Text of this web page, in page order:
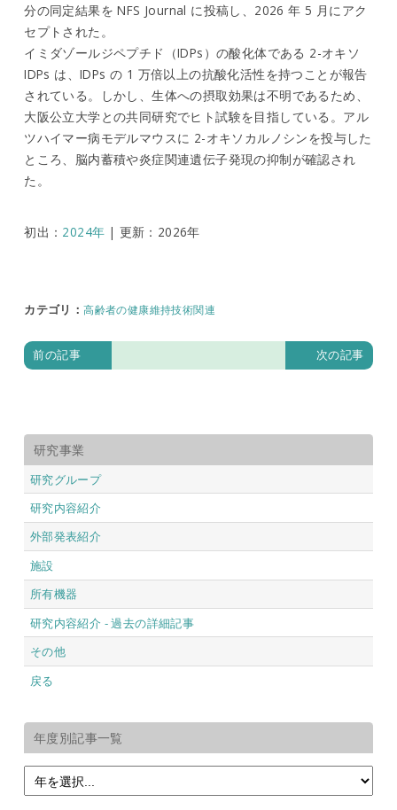
分の同定結果を NFS Journal に投稿し、2026 年 5 月にアク
セプトされた。
イミダゾールジペプチド（IDPs）の酸化体である 2-オキソ
IDPs は、IDPs の 1 万倍以上の抗酸化活性を持つことが報告
されている。しかし、生体への摂取効果は不明であるため、
大阪公立大学との共同研究でヒト試験を目指している。アル
ツハイマー病モデルマウスに 2-オキソカルノシンを投与した
ところ、脳内蓄積や炎症関連遺伝子発現の抑制が確認され
た。
初出： 2024年 | 更新：2026年
カテゴリ ：高齢者の健康維持技術関連
前の記事 次の記事
研究事業
研究グループ
研究内容紹介
外部発表紹介
施設
所有機器
研究内容紹介 - 過去の詳細記事
その他
戻る
年度別記事一覧